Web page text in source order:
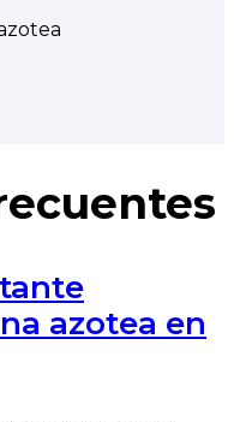
azotea en